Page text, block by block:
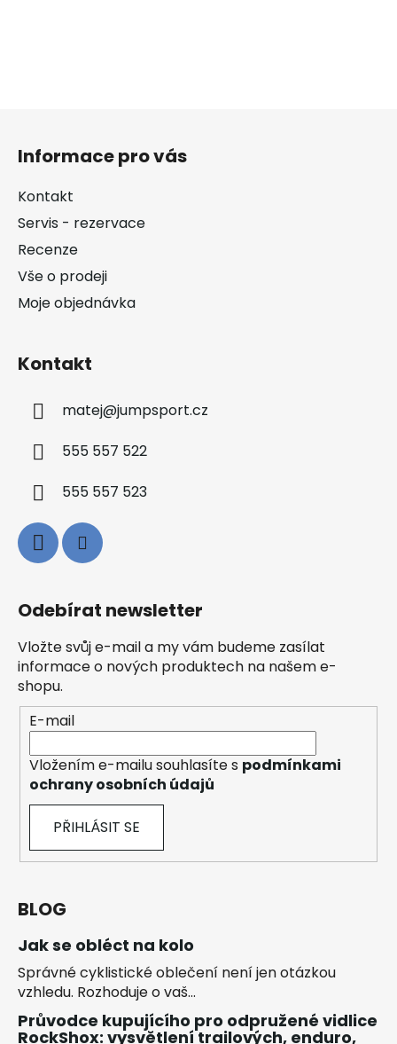
Informace pro vás
Kontakt
Servis - rezervace
Recenze
Vše o prodeji
Moje objednávka
Kontakt
matej@jumpsport.cz
555 557 522
555 557 523
Odebírat newsletter
Vložte svůj e-mail a my vám budeme zasílat
informace o nových produktech na našem e-
shopu.
E-mail
Vložením e-mailu souhlasíte s podmínkami
ochrany osobních údajů
PŘIHLÁSIT SE
BLOG
Jak se obléct na kolo
Správné cyklistické oblečení není jen otázkou
vzhledu. Rozhoduje o vaš...
Průvodce kupujícího pro odpružené vidlice
RockShox: vysvětlení trailových, enduro,